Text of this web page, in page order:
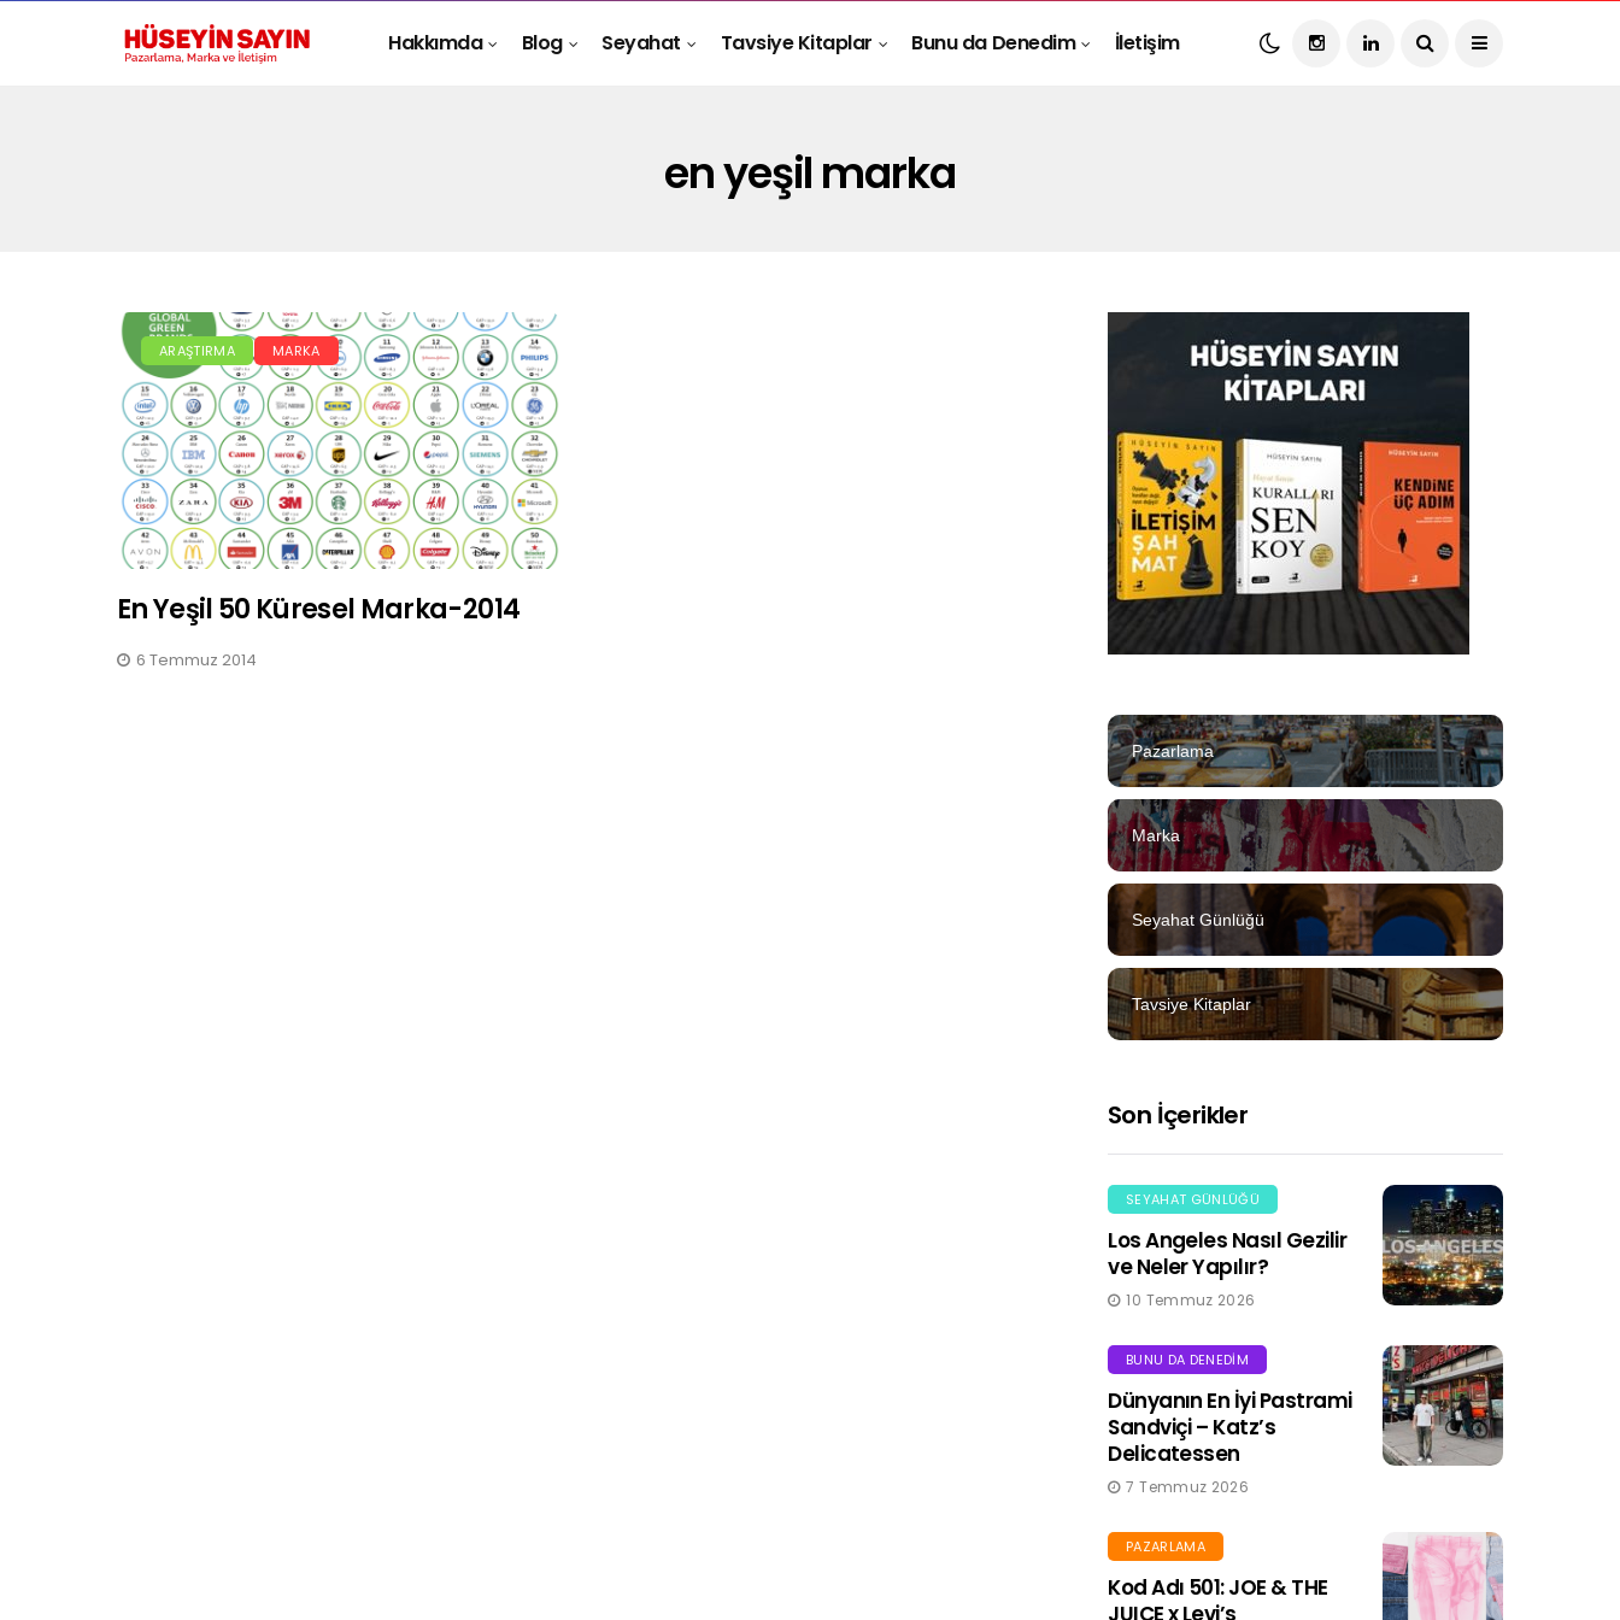
Hakkımda Blog Seyahat Tavsiye Kitaplar Bunu da Denedim İletişim
en yeşil marka
ARAŞTIRMA MARKA
En Yeşil 50 Küresel Marka-2014
6 Temmuz 2014
Pazarlama
Marka
Seyahat Günlüğü
Tavsiye Kitaplar
Son İçerikler
SEYAHAT GÜNLÜĞÜ
Los Angeles Nasıl Gezilir
ve Neler Yapılır?
10 Temmuz 2026
BUNU DA DENEDIM
Dünyanın En İyi Pastrami
Sandviçi – Katz’s
Delicatessen
7 Temmuz 2026
PAZARLAMA
Kod Adı 501: JOE & THE
JUICE x Levi’s